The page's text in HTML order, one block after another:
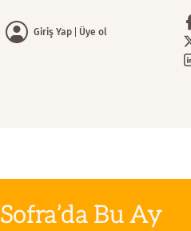
Giriş Yap Üye ol
Sofra’da Bu Ay